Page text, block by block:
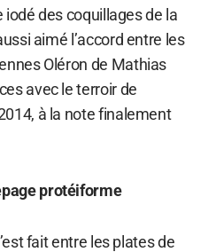
des coquillages de la
aimé l’accord entre les
Oléron de Mathias
avec le terroir de
à la note finalement
protéiforme
fait entre les plates de